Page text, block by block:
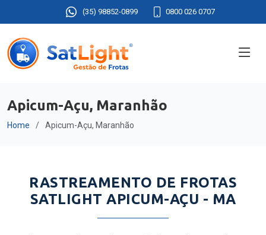
(35) 98852-0899 0800 026 0707
Apicum-Açu, Maranhão
Home Apicum-Açu, Maranhão
RASTREAMENTO DE FROTAS
SATLIGHT APICUM-AÇU - MA